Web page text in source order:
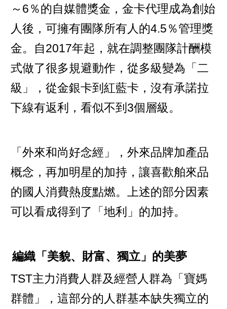
～6％的自媒體獎金，金卡代理成為創始
人後，可擁有團隊所有人的4.5％管理獎
金。自2017年起，就在調整團隊計酬模
式做了很多規避動作，從多級變為「二
級」，從金銀卡到紅藍卡，沒有承諾拉
下線有返利，看似不到3個層級。
「外來和尚好念經」，外來品牌加產品
概念，再加明星的加持，讓喜歡舶來品
的國人消費熱度點燃。上述的部分因素
可以看成得到了「地利」的加持。
編織「美貌、財富、獨立」的美夢
TST主力消費人群及經營人群為「寶媽
群體」，這部分的人群基本缺失獨立的